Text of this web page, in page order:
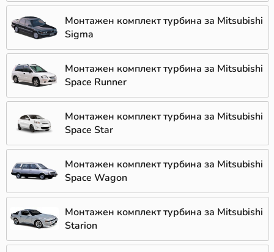
Монтажен комплект турбина за Mitsubishi
Sigma
Монтажен комплект турбина за Mitsubishi
Space Runner
Монтажен комплект турбина за Mitsubishi
Space Star
Монтажен комплект турбина за Mitsubishi
Space Wagon
Монтажен комплект турбина за Mitsubishi
Starion